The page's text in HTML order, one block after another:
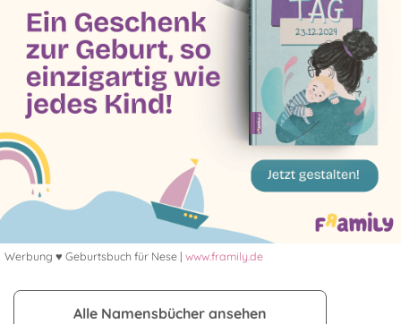
Werbung ♥ Geburtsbuch für Nese | www.framily.de
Alle Namensbücher ansehen